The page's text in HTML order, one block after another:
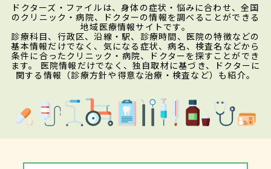
ドクターズ・ファイルは、身体の症状・悩みに合わせ、全国
のクリニック・病院、ドクターの情報を調べることができる
地域医療情報サイトです。
診療科目、行政区、沿線・駅、診療時間、医院の特徴などの
基本情報だけでなく、気になる症状、病名、検査名などから
条件に合ったクリニック・病院、ドクターを探すことができ
ます。 医院情報だけでなく、独自取材に基づき、ドクターに
関する情報（診療方針や得意な治療・検査など）も紹介。